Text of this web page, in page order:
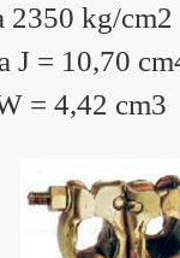
2350 kg/cm2
J = 10,70
= 4,42 cm3